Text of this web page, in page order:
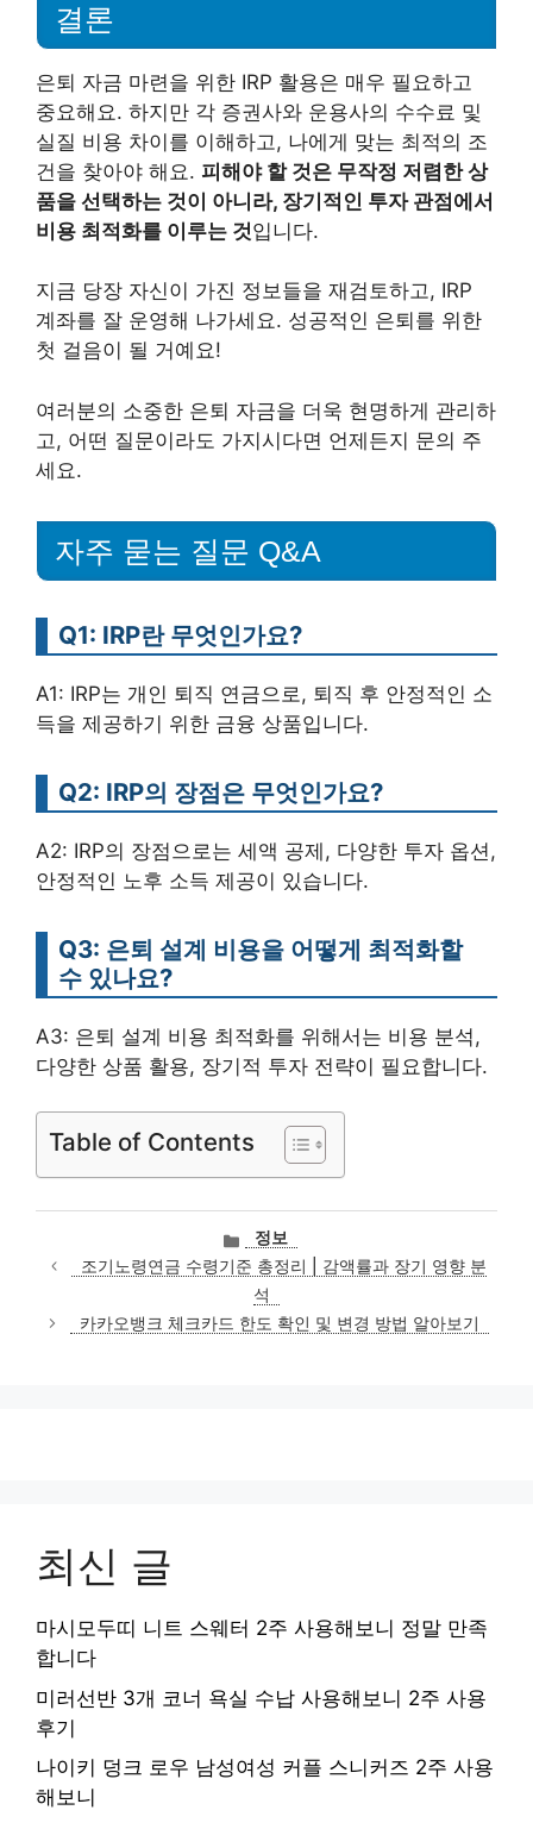
결론
은퇴 자금 마련을 위한 IRP 활용은 매우 필요하고
중요해요. 하지만 각 증권사와 운용사의 수수료 및
실질 비용 차이를 이해하고, 나에게 맞는 최적의 조
건을 찾아야 해요. 피해야 할 것은 무작정 저렴한 상
품을 선택하는 것이 아니라, 장기적인 투자 관점에서
비용 최적화를 이루는 것입니다.
지금 당장 자신이 가진 정보들을 재검토하고, IRP
계좌를 잘 운영해 나가세요. 성공적인 은퇴를 위한
첫 걸음이 될 거예요!
여러분의 소중한 은퇴 자금을 더욱 현명하게 관리하
고, 어떤 질문이라도 가지시다면 언제든지 문의 주
세요.
자주 묻는 질문 Q&A
Q1: IRP란 무엇인가요?
A1: IRP는 개인 퇴직 연금으로, 퇴직 후 안정적인 소
득을 제공하기 위한 금융 상품입니다.
Q2: IRP의 장점은 무엇인가요?
A2: IRP의 장점으로는 세액 공제, 다양한 투자 옵션,
안정적인 노후 소득 제공이 있습니다.
Q3: 은퇴 설계 비용을 어떻게 최적화할
수 있나요?
A3: 은퇴 설계 비용 최적화를 위해서는 비용 분석,
다양한 상품 활용, 장기적 투자 전략이 필요합니다.
Table of Contents
카
테
고
리
정보
조기노령연금 수령기준 총정리 | 감액률과 장기 영향 분
석
카카오뱅크 체크카드 한도 확인 및 변경 방법 알아보기
최신 글
마시모두띠 니트 스웨터 2주 사용해보니 정말 만족
합니다
미러선반 3개 코너 욕실 수납 사용해보니 2주 사용
후기
나이키 덩크 로우 남성여성 커플 스니커즈 2주 사용
해보니